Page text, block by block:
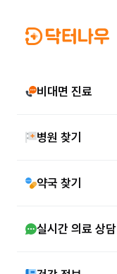
비대면 진료
병원 찾기
약국 찾기
실시간 의료 상담